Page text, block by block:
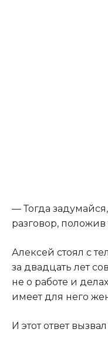
— Тогда
разговор, положив
Алексей стоял с
за двадцать лет
не о работе и
имеет для него
И этот ответ